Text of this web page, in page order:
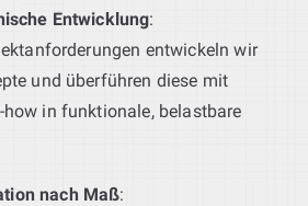
Entwicklung:
entwickeln wir
und überführen diese mit
in funktionale, belastbare
nach Maß: